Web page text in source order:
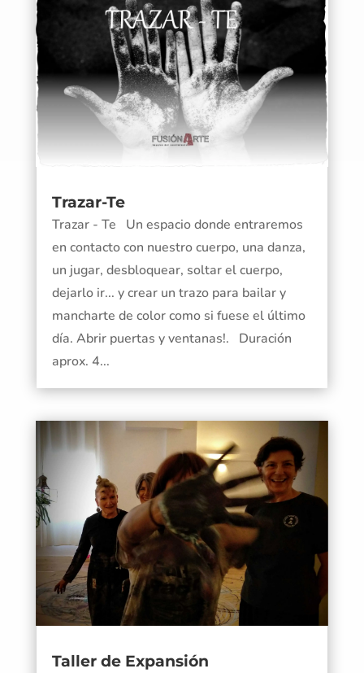
Trazar-Te
Trazar - Te Un espacio donde entraremos
en contacto con nuestro cuerpo, una danza,
un jugar, desbloquear, soltar el cuerpo,
dejarlo ir... y crear un trazo para bailar y
mancharte de color como si fuese el último
día. Abrir puertas y ventanas!. Duración
aprox. 4...
Taller de Expansión